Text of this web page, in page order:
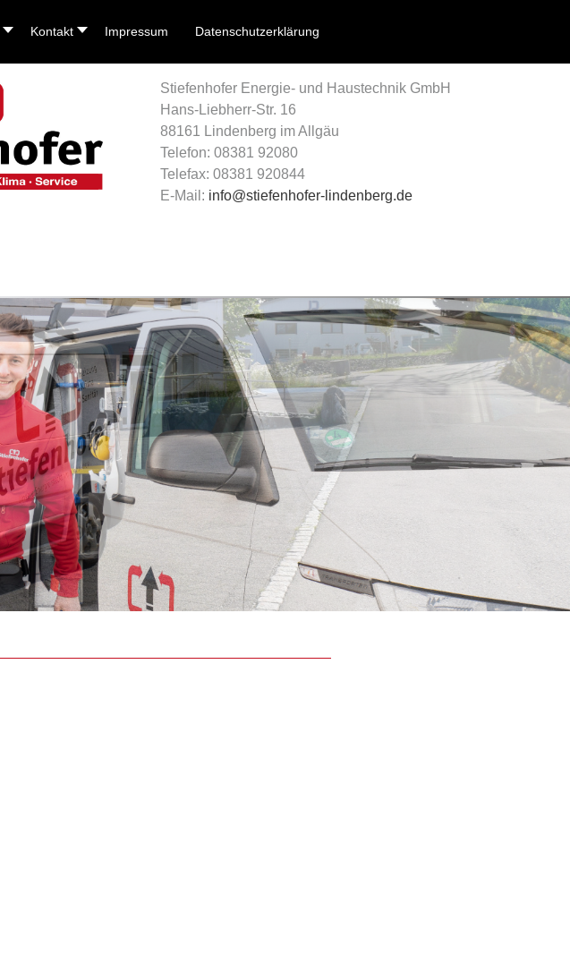
Kontakt Impressum Datenschutzerklärung
Stiefenhofer Energie- und Haustechnik GmbH
Hans-Liebherr-Str. 16
88161 Lindenberg im Allgäu
Telefon: 08381 92080
Telefax: 08381 920844
E-Mail: info@stiefenhofer-lindenberg.de